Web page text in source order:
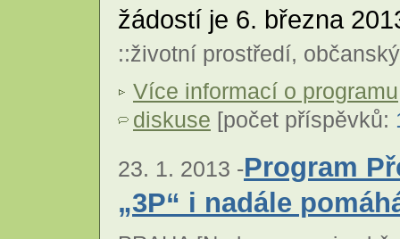
žádostí je 6. března
::životní prostředí,
Více informací o programu
diskuse [počet příspěvků:
23. 1. 2013 -Program
„3P“ i nadále